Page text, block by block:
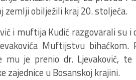
zemlji obilježili kraj 20. stoljeća.
i muftija Kudić razgovarali su
Muftijstvu
mu je prenio dr. Ljevaković,
zajednice u Bosanskoj krajini.